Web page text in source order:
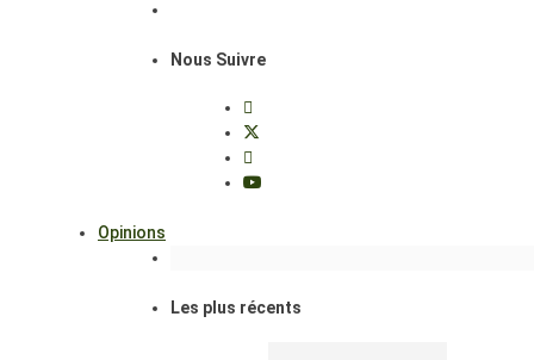
Nous Suivre
Opinions
Les plus récents